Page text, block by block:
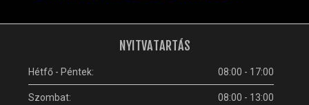
NYITVATARTÁS
Hétfő - Péntek: 08:00 - 17:00
Szombat: 08:00 - 13:00